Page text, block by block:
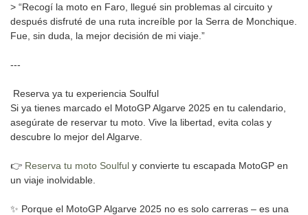
> “Recogí la moto en Faro, llegué sin problemas al circuito y
después disfruté de una ruta increíble por la Serra de Monchique.
Fue, sin duda, la mejor decisión de mi viaje.”
---
Reserva ya tu experiencia Soulful
Si ya tienes marcado el MotoGP Algarve 2025 en tu calendario,
asegúrate de reservar tu moto. Vive la libertad, evita colas y
descubre lo mejor del Algarve.
👉 Reserva tu moto Soulful y convierte tu escapada MotoGP en
un viaje inolvidable.
✨ Porque el MotoGP Algarve 2025 no es solo carreras – es una